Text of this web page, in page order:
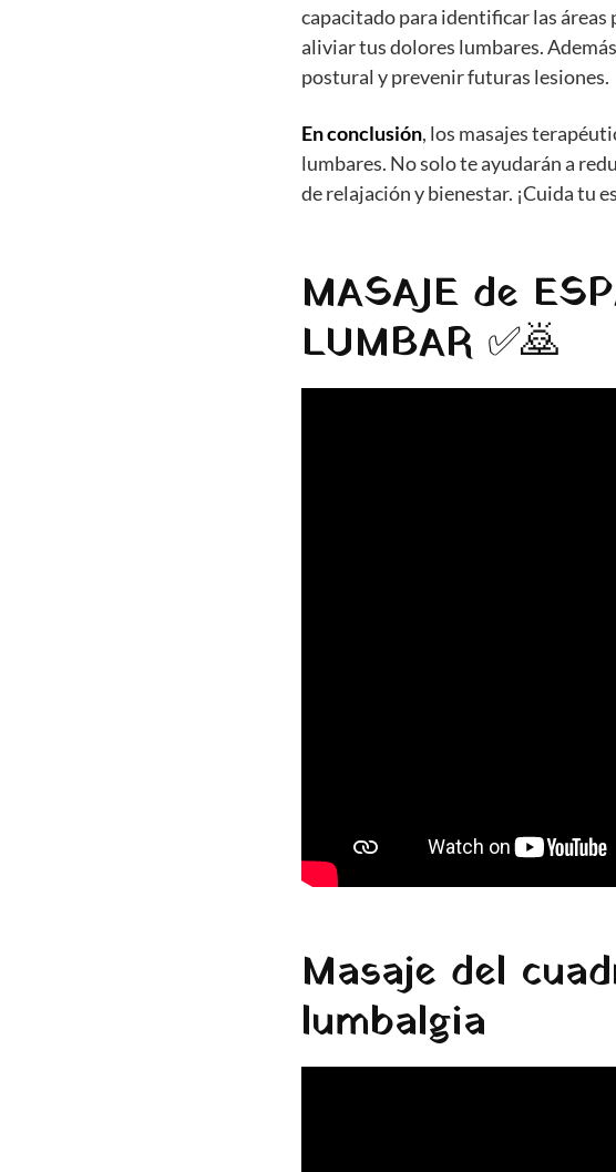
capacitado para identificar las áreas
aliviar tus dolores lumbares.
postural y prevenir futuras lesiones.
En conclusión, los masajes
lumbares. No solo te ayudarán a
de relajación y bienestar. ¡Cuida tu
MASAJE de
LUMBAR ✅🙇
Masaje del
lumbalgia